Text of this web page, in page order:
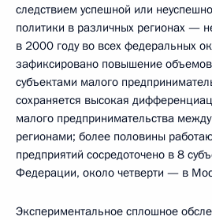
следствием успешной или
политики в различных регионах —
в 2000 году во всех федеральных
зафиксировано повышение
субъектами малого
сохраняется высокая
малого предпринимательства
регионами; более половины
предприятий сосредоточено в 8
Федерации, около четверти — в
Экспериментальное сплошное